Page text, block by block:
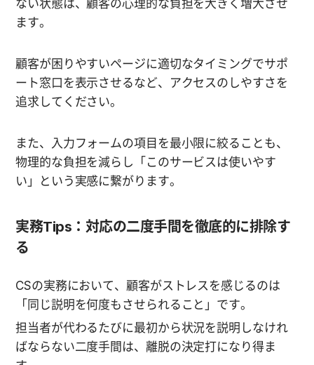
ない状態は、顧客の心理的な負担を大きく増大させ
ます。
顧客が困りやすいページに適切なタイミングでサポ
ート窓口を表示させるなど、アクセスのしやすさを
追求してください。
また、入力フォームの項目を最小限に絞ることも、
物理的な負担を減らし「このサービスは使いやす
い」という実感に繋がります。
実務Tips：対応の二度手間を徹底的に排除す
る
CSの実務において、顧客がストレスを感じるのは
「同じ説明を何度もさせられること」です。
担当者が代わるたびに最初から状況を説明しなけれ
ばならない二度手間は、離脱の決定打になり得ま